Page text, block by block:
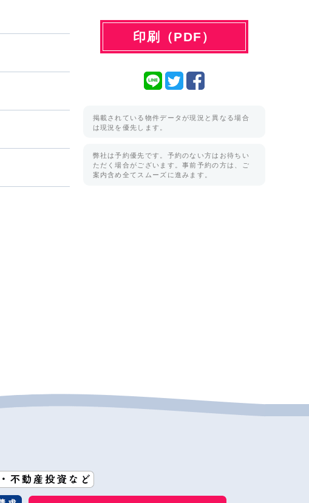
印刷（PDF）
掲載されている物件データが現況と異なる場合
は現況を優先します。
弊社は予約優先です。予約のない方はお待ちい
ただく場合がございます。事前予約の方は、ご
案内含め全てスムーズに進みます。